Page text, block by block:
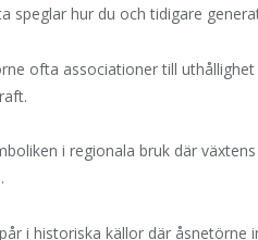
speglar hur du och tidigare
ofta associationer till
i regionala bruk där
i historiska källor där åsnetörne